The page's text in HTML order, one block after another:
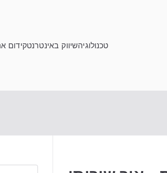
טכנולוגיהשיווק באינטרנטקידום